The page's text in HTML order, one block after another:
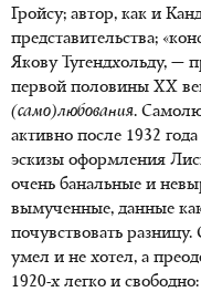
Гройсу; автор, как и
представительства;
Якову Тугендхольду, —
первой половины ХХ
(само)любования.
активно после 1932
эскизы оформления
очень банальные и
вымученные, данные
почувствовать
умел и не хотел, а
1920-х легко и